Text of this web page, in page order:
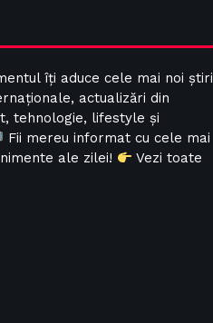
îți aduce cele mai noi știri
actualizări din
tehnologie, lifestyle și
Fii mereu informat cu cele mai
ale zilei!
Vezi toate